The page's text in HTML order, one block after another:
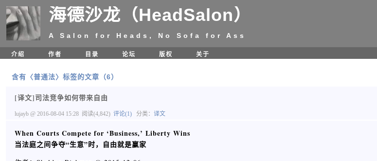
海德沙龙（HeadSalon）
A Salon for Heads, No Sofa for Ass
介绍
作者 目录 论坛 版权 关于
含有〈普通法〉标签的文章（6）
[译文]司法竞争如何带来自由
lujayb @ 2016-08-04 15:28 阅读(4,842) 评论(1) 分类： 译文
When Courts Compete for ‘Business,’ Liberty Wins
当法庭之间争夺“生意”时，自由就是赢家